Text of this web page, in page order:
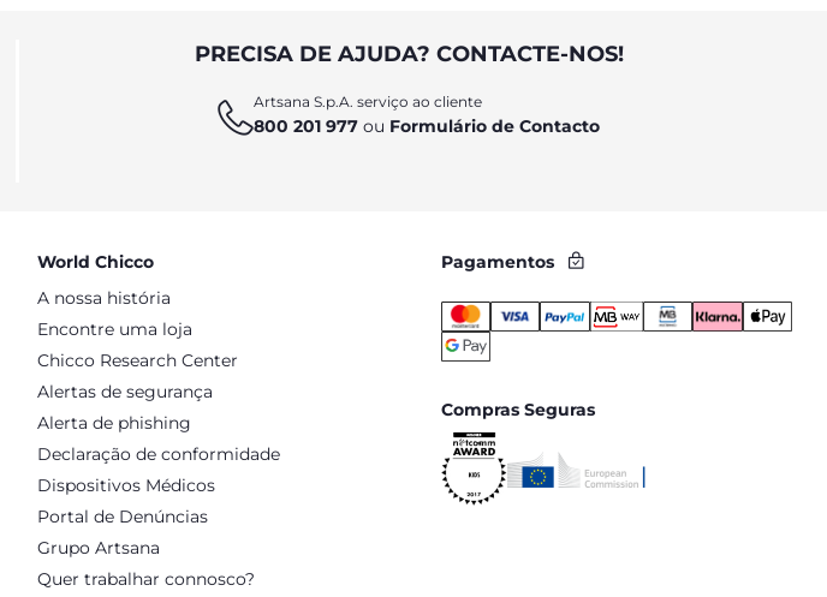
PRECISA DE AJUDA? CONTACTE-NOS!
Artsana S.p.A. serviço ao cliente
800 201 977ou Formulário de Contacto
World Chicco
A nossa história
Encontre uma loja
Chicco Research Center
Alertas de segurança
Alerta de phishing
Declaração de conformidade
Dispositivos Médicos
Portal de Denúncias
Grupo Artsana
Quer trabalhar connosco?
Pagamentos
Compras Seguras